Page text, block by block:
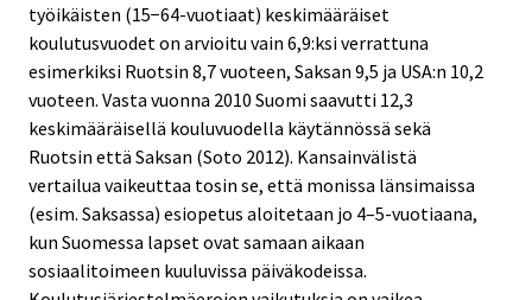
työikäisten (15−64-vuotiaat) keskimääräiset
koulutusvuodet on arvioitu vain 6,9:ksi verrattuna
esimerkiksi Ruotsin 8,7 vuoteen, Saksan 9,5 ja USA:n 10,2
vuoteen. Vasta vuonna 2010 Suomi saavutti 12,3
keskimääräisellä kouluvuodella käytännössä sekä
Ruotsin että Saksan (Soto 2012). Kansainvälistä
vertailua vaikeuttaa tosin se, että monissa länsimaissa
(esim. Saksassa) esiopetus aloitetaan jo 4–5-vuotiaana,
kun Suomessa lapset ovat samaan aikaan
sosiaalitoimeen kuuluvissa päiväkodeissa.